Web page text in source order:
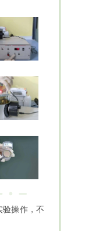
操作，不